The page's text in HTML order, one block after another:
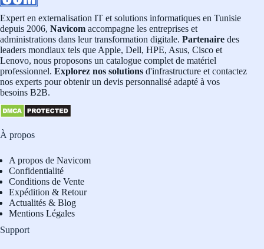
Expert en externalisation IT et solutions informatiques en Tunisie
depuis 2006, Navicom accompagne les entreprises et
administrations dans leur transformation digitale. Partenaire des
leaders mondiaux tels que Apple, Dell, HPE, Asus, Cisco et
Lenovo, nous proposons un catalogue complet de matériel
professionnel. Explorez nos solutions d'infrastructure et contactez
nos experts pour obtenir un devis personnalisé adapté à vos
besoins B2B.
À propos
A propos de Navicom
Confidentialité
Conditions de Vente
Expédition & Retour
Actualités & Blog
Mentions Légales
Support